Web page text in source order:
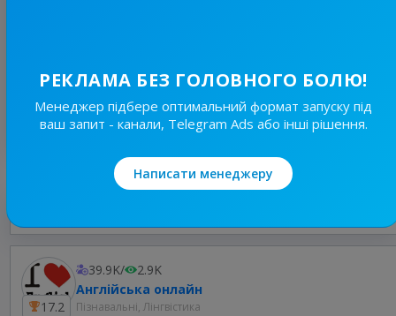
В принципі жодних проблем не було, але канал рекламує все і деякі
рекламодавці дуже сумнівні.
Відповіді власника немає
17.2
39.9K/
2.9K
Англійська онлайн
Пізнавальні, Лінгвістика
РЕКЛАМА БЕЗ ГОЛОВНОГО БОЛЮ!
Менеджер підбере оптимальний формат запуску під
ваш запит - канали, Telegram Ads або інші рішення.
Написати менеджеру